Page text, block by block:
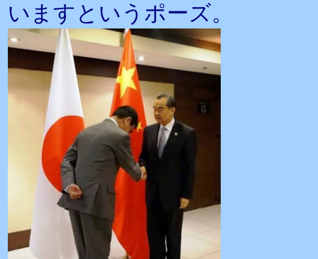
いますというポーズ。